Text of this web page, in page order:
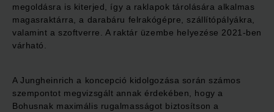
megoldásra is kiterjed, így a raklapok tárolására alkalmas
magasraktárra, a darabáru felrakógépre, szállítópályákra,
valamint a szoftverre. A raktár üzembe helyezése 2021-ben
várható.
A Jungheinrich a koncepció kidolgozása során számos
szempontot megvizsgált annak érdekében, hogy a
Bohusnak maximális rugalmasságot biztosítson a